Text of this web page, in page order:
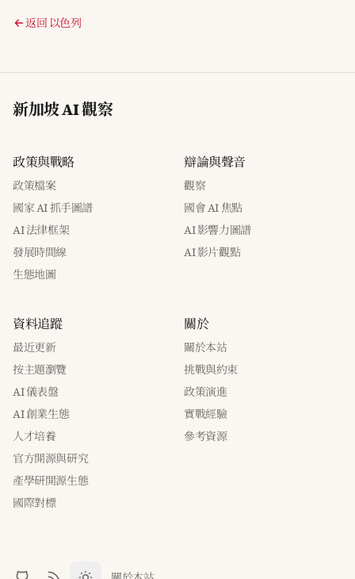
返回 以色列
新加坡 AI 觀察
政策與戰略
政策檔案
國家 AI 抓手圖譜
AI 法律框架
發展時間線
生態地圖
辯論與聲音
觀察
國會 AI 焦點
AI 影響力圖譜
AI 影片觀點
資料追蹤
最近更新
按主題瀏覽
AI 儀表盤
AI 創業生態
人才培養
官方開源與研究
產學研開源生態
國際對標
關於
關於本站
挑戰與約束
政策演進
實戰經驗
參考資源